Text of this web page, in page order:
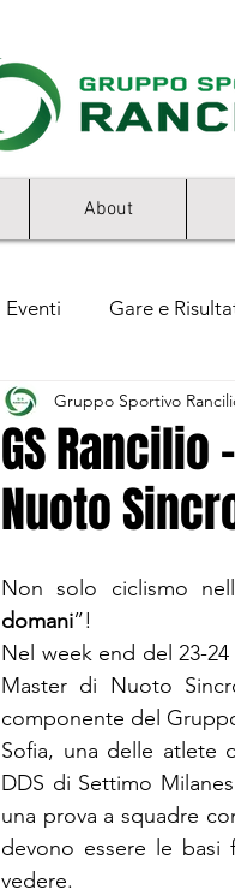
About
Eventi Gare e
GS Rancilio 50'story
GS
Nuoto
Gruppo Sportivo
Non solo ciclismo
domani”!
Nel week end del 23-
Master di Nuoto
componente del
Sofia, una delle atlete
DDS di Settimo
una prova a squadre
devono essere le basi
vedere.